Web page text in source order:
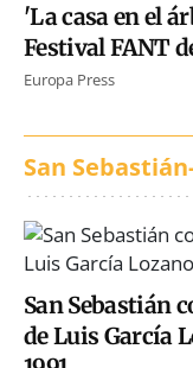
'La casa en el
Festival FANT
Europa Press
San
San Sebastián
de Luis García